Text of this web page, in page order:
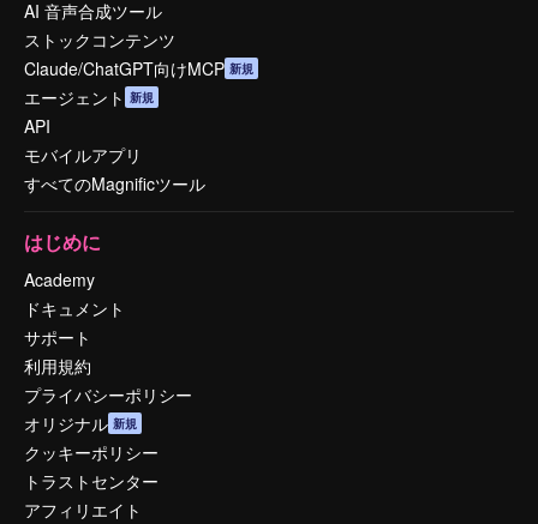
AI 音声合成ツール
ストックコンテンツ
Claude/ChatGPT向けMCP 新規
エージェント 新規
API
モバイルアプリ
すべてのMagnificツール
はじめに
Academy
ドキュメント
サポート
利用規約
プライバシーポリシー
オリジナル 新規
クッキーポリシー
トラストセンター
アフィリエイト